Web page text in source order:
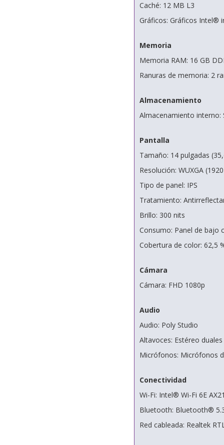
Caché: 12 MB L3
Gráficos: Gráficos Intel®
Memoria
Memoria RAM: 16 GB
Ranuras de memoria: 2
Almacenamiento
Almacenamiento interno:
Pantalla
Tamaño: 14 pulgadas
Resolución: WUXGA
Tipo de panel: IPS
Tratamiento:
Brillo: 300 nits
Consumo: Panel de bajo
Cobertura de color: 62,5
Cámara
Cámara: FHD 1080p
Audio
Audio: Poly Studio
Altavoces: Estéreo duales
Micrófonos: Micrófonos
Conectividad
Wi-Fi: Intel® Wi-Fi 6E
Bluetooth: Bluetooth®
Red cableada: Realtek